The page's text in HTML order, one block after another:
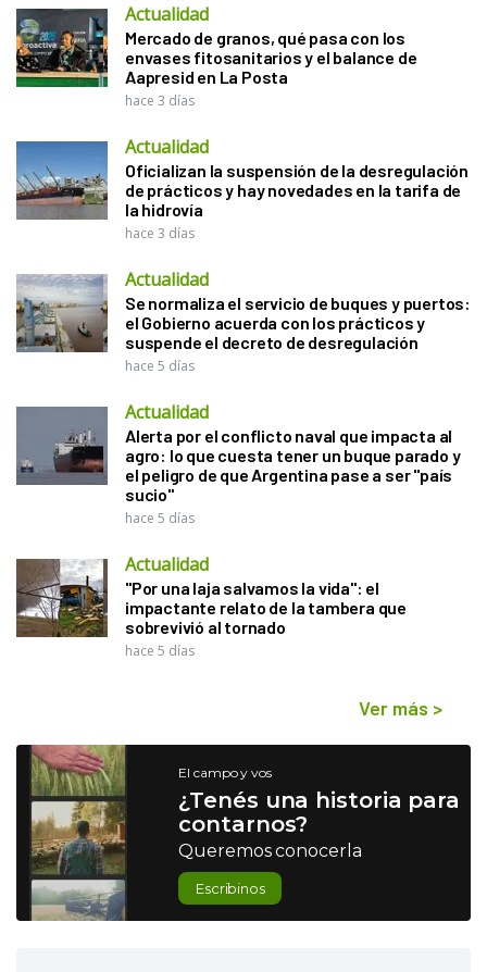
Actualidad
Mercado de granos, qué pasa con los
envases fitosanitarios y el balance de
Aapresid en La Posta
hace 3 días
Actualidad
Oficializan la suspensión de la desregulación
de prácticos y hay novedades en la tarifa de
la hidrovía
hace 3 días
Actualidad
Se normaliza el servicio de buques y puertos:
el Gobierno acuerda con los prácticos y
suspende el decreto de desregulación
hace 5 días
Actualidad
Alerta por el conflicto naval que impacta al
agro: lo que cuesta tener un buque parado y
el peligro de que Argentina pase a ser "país
sucio"
hace 5 días
Actualidad
"Por una laja salvamos la vida": el
impactante relato de la tambera que
sobrevivió al tornado
hace 5 días
Ver más >
El campo y vos
¿Tenés una historia para
contarnos?
Queremos conocerla
Escribinos